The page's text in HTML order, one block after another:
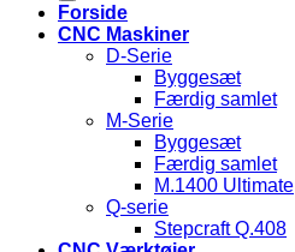
Forside
CNC Maskiner
D-Serie
Byggesæt
Færdig samlet
M-Serie
Byggesæt
Færdig samlet
M.1400 Ultimate
Q-serie
Stepcraft Q.408